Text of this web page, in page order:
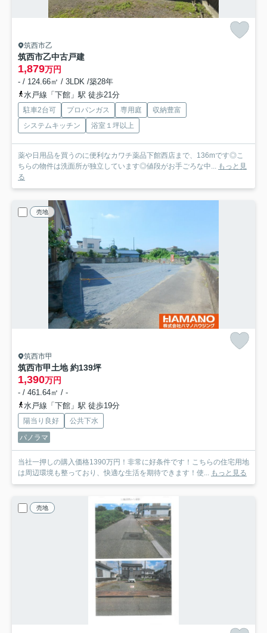
筑西市乙
筑西市乙中古戸建
1,879万円
- / 124.66㎡ / 3LDK /築28年
水戸線「下館」駅 徒歩21分
駐車2台可 プロパンガス 専用庭
収納豊富
システムキッチン
浴室１坪以上
薬や日用品を買うのに便利なカワチ薬品下館西店まで、136mです◎こ
ちらの物件は洗面所が独立しています◎値段がお手ごろな中...
もっと見
る
売地
筑西市甲
筑西市甲土地 約139坪
1,390万円
- / 461.64㎡ / -
水戸線「下館」駅 徒歩19分
陽当り良好
公共下水
パノラマ
当社一押しの購入価格1390万円！非常に好条件です！こちらの住宅用地
は周辺環境も整っており、快適な生活を期待できます！使... もっと見る
売地